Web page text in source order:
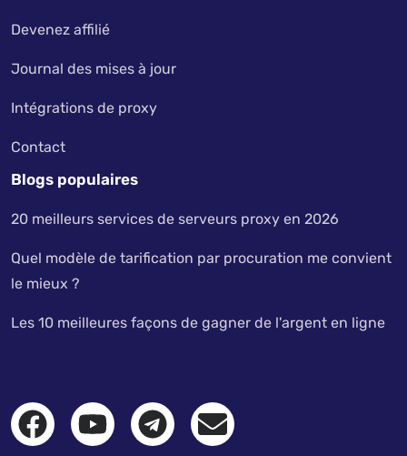
Devenez affilié
Journal des mises à jour
Intégrations de proxy
Contact
Blogs populaires
20 meilleurs services de serveurs proxy en 2026
Quel modèle de tarification par procuration me convient
le mieux ?
Les 10 meilleures façons de gagner de l'argent en ligne